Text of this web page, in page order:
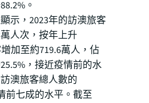
。
示，2023年的訪澳旅客
人次，按年上升
加至約719.6萬人，佔
，接近疫情前的水
澳旅客總人數的
前七成的水平。截至